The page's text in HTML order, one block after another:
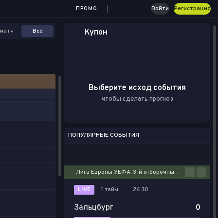
ПРОМО Войти Регистрация
Все Купон
Выберите исход события
чтобы сделать прогноз
ПОПУЛЯРНЫЕ СОБЫТИЯ
Лига Европы УЕФА. 3-й отборочный этап. Первые матчи
LIVE 1 тайм 26:30
Зальцбург
0